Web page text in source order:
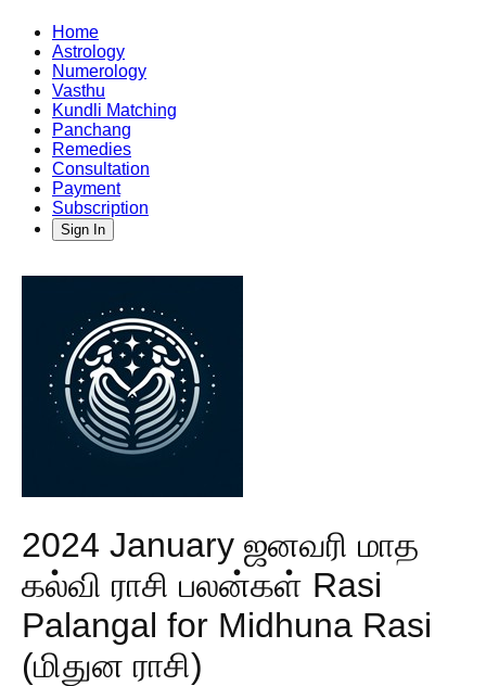
Home
Astrology
Numerology
Vasthu
Kundli Matching
Panchang
Remedies
Consultation
Payment
Subscription
Sign In
2024 January ஜனவரி மாத
கல்வி ராசி பலன்கள் Rasi
Palangal for Midhuna Rasi
(மிதுன ராசி)